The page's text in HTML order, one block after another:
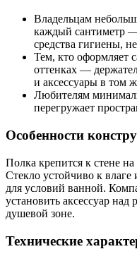
Владельцам
каждый сантиметр —
средства гигиены,
Тем, кто оформляет
оттенках —
и аксессуары в том
Любителям
перегружает
Особенности
Полка крепится к стене
Стекло устойчиво к
для условий ванной.
установить аксессуар
душевой зоне.
Технические